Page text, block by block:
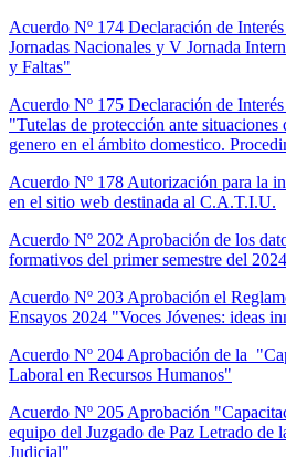
Acuerdo Nº 174 Declaración de
Jornadas Nacionales y V Jornada
y Faltas"
Acuerdo Nº 175 Declaración de
"Tutelas de protección ante
genero en el ámbito domestico.
Acuerdo Nº 178 Autorización para la
en el sitio web destinada al C.A.T.I.U.
Acuerdo Nº 202 Aprobación de los
formativos del primer semestre del 2024
Acuerdo Nº 203 Aprobación el
Ensayos 2024 "Voces Jóvenes: ideas
Acuerdo Nº 204 Aprobación de la
Laboral en Recursos Humanos"
Acuerdo Nº 205 Aprobación
equipo del Juzgado de Paz Letrado de
Judicial"